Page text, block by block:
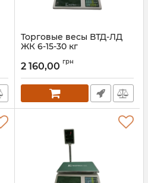
Торговые весы ВТД-ЛД
ЖК 6-15-30 кг
2 160,00 грн